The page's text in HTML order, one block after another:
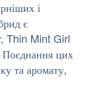
і
є
Thin Mint Girl
цих
та аромату,